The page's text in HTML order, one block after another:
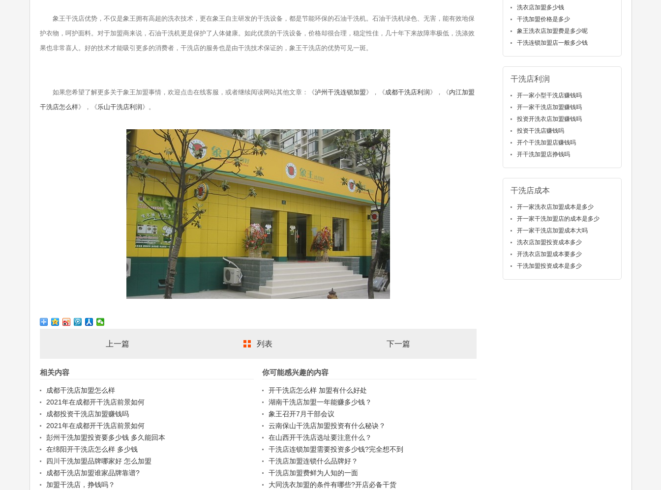
象王干洗店优势，不仅是象王拥有高超的洗衣技术，更在象王自主研发的干洗设备，都是节能环保的石油干洗机。石油干洗机绿色、无害，能有效地保
护衣物，呵护面料。对于加盟商来说，石油干洗机更是保护了人体健康。如此优质的干洗设备，价格却很合理，稳定性佳，几十年下来故障率极低，洗涤效
果也非常喜人。好的技术才能吸引更多的消费者，干洗店的服务也是由干洗技术保证的，象王干洗店的优势可见一斑。
如果您希望了解更多关于象王加盟事情，欢迎点击在线客服，或者继续阅读网站其他文章：《泸州干洗连锁加盟》，《成都干洗店利润》，《内江加盟
干洗店怎么样》，《乐山干洗店利润》。
上一篇 列表 下一篇
相关内容
成都干洗店加盟怎么样
2021年在成都开干洗店前景如何
成都投资干洗店加盟赚钱吗
2021年在成都开干洗店前景如何
彭州干洗加盟投资要多少钱 多久能回本
在绵阳开干洗店怎么样 多少钱
四川干洗加盟品牌哪家好 怎么加盟
成都干洗店加盟谁家品牌靠谱?
加盟干洗店，挣钱吗？
你可能感兴趣的内容
开干洗店怎么样 加盟有什么好处
湖南干洗店加盟一年能赚多少钱？
象王召开7月干部会议
云南保山干洗店加盟投资有什么秘诀？
在山西开干洗店选址要注意什么？
干洗店连锁加盟需要投资多少钱?完全想不到
干洗店加盟连锁什么品牌好？
干洗店加盟费鲜为人知的一面
大同洗衣加盟的条件有哪些?开店必备干货
洗衣店加盟多少钱
干洗加盟价格是多少
象王洗衣店加盟费是多少呢
干洗连锁加盟店一般多少钱
干洗店利润
开一家小型干洗店赚钱吗
开一家干洗店加盟赚钱吗
投资开洗衣店加盟赚钱吗
投资干洗店赚钱吗
开个干洗加盟店赚钱吗
开干洗加盟店挣钱吗
干洗店成本
开一家洗衣店加盟成本是多少
开一家干洗加盟店的成本是多少
开一家干洗店加盟成本大吗
洗衣店加盟投资成本多少
开洗衣店加盟成本要多少
干洗加盟投资成本是多少